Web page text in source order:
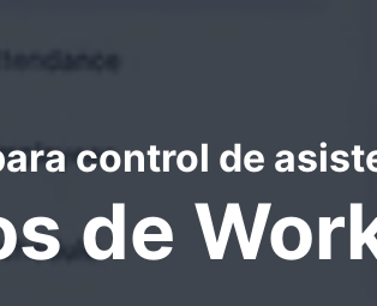
control de
de